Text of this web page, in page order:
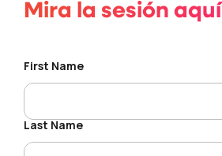
Mira la sesión aquí